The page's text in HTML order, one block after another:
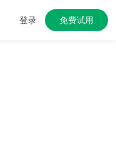
登录 免费试用